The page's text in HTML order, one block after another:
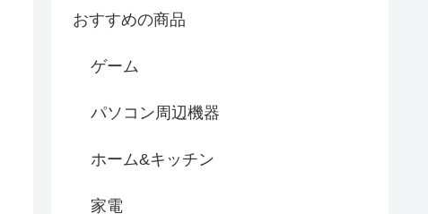
おすすめの商品
ゲーム
パソコン周辺機器
ホーム&キッチン
家電